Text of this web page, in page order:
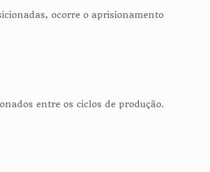
ocorre o aprisionamento
entre os ciclos de produção.